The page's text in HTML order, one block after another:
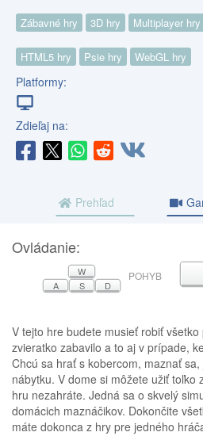
Zábavné hry 3D hry Multiplayer hry
HTML5 hry Psie hry WebGL hry
Platformy:
Zdieľaj na:
Prehľad
Ovládanie:
W
A
S D
POHYB
V tejto hre budete musieť robiť
zvieratko zabavilo a to aj v prípade,
Chcú sa hrať s kobercom, maznať
nábytku. V dome si môžete užiť toľko
hru nezahráte. Jedná sa o skvelý
domácich maznáčikov. Dokončite
máte dokonca z hry pre jedného